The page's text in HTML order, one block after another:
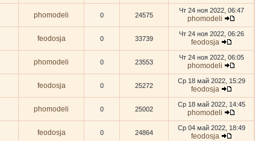
phomodeli 0 24575
Чт 24 ноя 2022, 06:47
phomodeli
feodosja 0 33739
Чт 24 ноя 2022, 06:26
feodosja
phomodeli 0 23553
Чт 24 ноя 2022, 06:05
phomodeli
feodosja 0 25272
Ср 18 май 2022, 15:29
feodosja
phomodeli 0 25002
Ср 18 май 2022, 14:45
phomodeli
feodosja 0 24864
Ср 04 май 2022, 18:49
feodosja